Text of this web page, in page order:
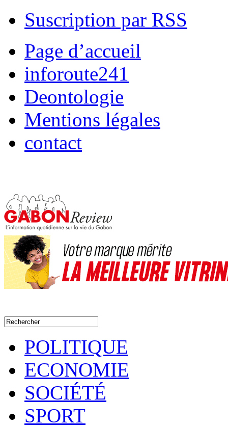
Suscription par RSS
Page d’accueil
inforoute241
Deontologie
Mentions légales
contact
POLITIQUE
ECONOMIE
SOCIÉTÉ
SPORT